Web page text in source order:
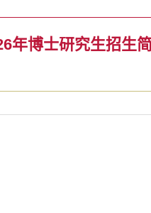
年博士研究生招生